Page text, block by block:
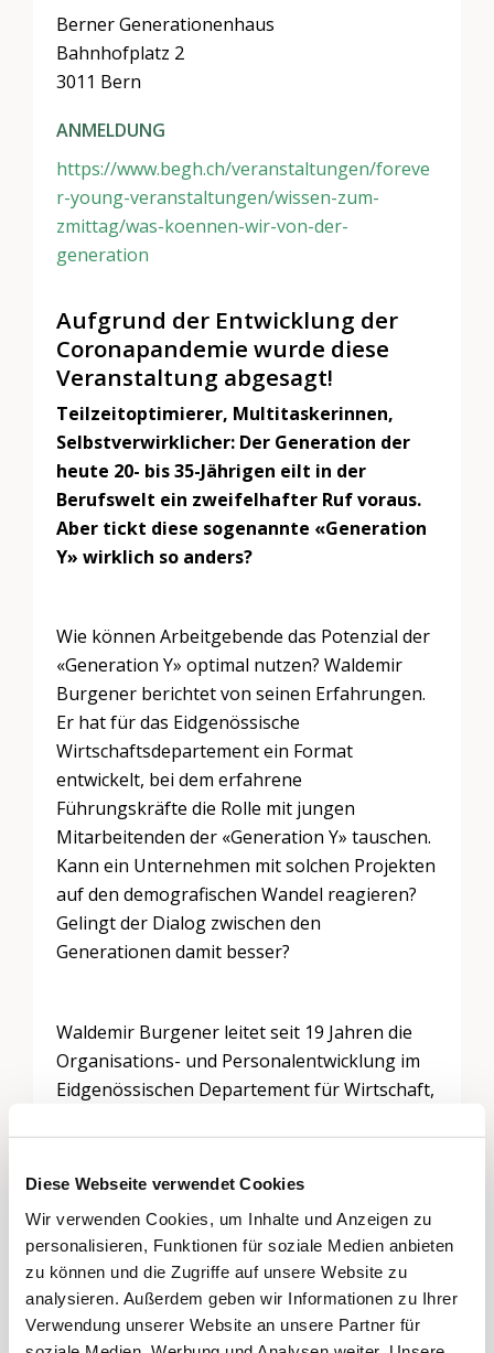
Diese Webseite verwendet Cookies
Wir verwenden Cookies, um Inhalte und Anzeigen zu
personalisieren, Funktionen für soziale Medien anbieten
zu können und die Zugriffe auf unsere Website zu
analysieren. Außerdem geben wir Informationen zu Ihrer
Verwendung unserer Website an unsere Partner für
Berner Generationenhaus
Bahnhofplatz 2
3011 Bern
ANMELDUNG
https://www.begh.ch/veranstaltungen/foreve
r-young-veranstaltungen/wissen-zum-
zmittag/was-koennen-wir-von-der-
generation
Aufgrund der Entwicklung der
Coronapandemie wurde diese
Veranstaltung abgesagt!
Teilzeitoptimierer, Multitaskerinnen,
Selbstverwirklicher: Der Generation der
heute 20- bis 35-Jährigen eilt in der
Berufswelt ein zweifelhafter Ruf voraus.
Aber tickt diese sogenannte «Generation
Y» wirklich so anders?
Wie können Arbeitgebende das Potenzial der
«Generation Y» optimal nutzen? Waldemir
Burgener berichtet von seinen Erfahrungen.
Er hat für das Eidgenössische
Wirtschaftsdepartement ein Format
entwickelt, bei dem erfahrene
Führungskräfte die Rolle mit jungen
Mitarbeitenden der «Generation Y» tauschen.
Kann ein Unternehmen mit solchen Projekten
auf den demografischen Wandel reagieren?
Gelingt der Dialog zwischen den
Generationen damit besser?
Waldemir Burgener leitet seit 19 Jahren die
Organisations- und Personalentwicklung im
Eidgenössischen Departement für Wirtschaft,
Die Platzzahl ist begrenzt. Eine
Anmeldung wird empfohlen unter 031 328
87 00,anmeldung@begh.choder via
Webseite.